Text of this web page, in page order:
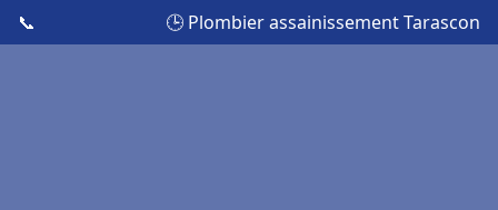
📞 🕒 Plombier assainissement Tarascon